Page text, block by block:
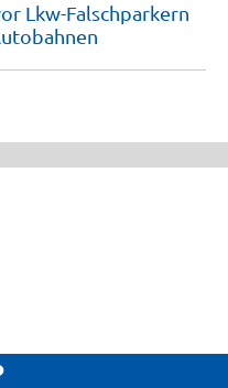
Lkw-Falschparkern